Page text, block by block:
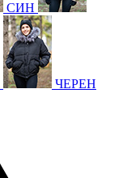
СИН
ЧЕРЕН